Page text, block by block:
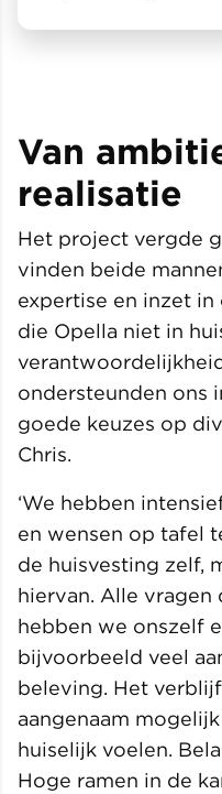
Van
realisatie
Het project vergde
vinden beide
expertise en inzet
die Opella niet in
ondersteunden ons
goede keuzes op
Chris.
‘We hebben
en wensen op tafel
de huisvesting zelf,
hiervan. Alle vragen
hebben we onszelf
bijvoorbeeld veel
beleving. Het
aangenaam
huiselijk voelen.
Hoge ramen in de